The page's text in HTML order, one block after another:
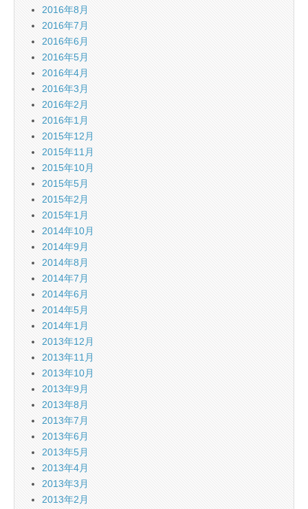
2016年8月
2016年7月
2016年6月
2016年5月
2016年4月
2016年3月
2016年2月
2016年1月
2015年12月
2015年11月
2015年10月
2015年5月
2015年2月
2015年1月
2014年10月
2014年9月
2014年8月
2014年7月
2014年6月
2014年5月
2014年1月
2013年12月
2013年11月
2013年10月
2013年9月
2013年8月
2013年7月
2013年6月
2013年5月
2013年4月
2013年3月
2013年2月